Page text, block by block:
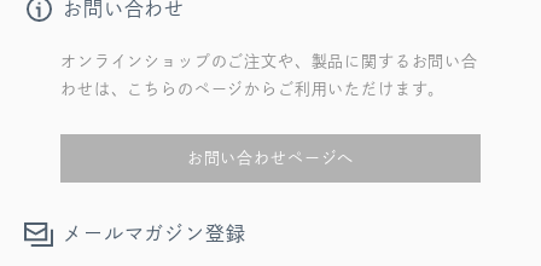
お問い合わせ
オンラインショップのご注文や、製品に関するお問い合
わせは、こちらのページからご利用いただけます。
お問い合わせページへ
メールマガジン登録